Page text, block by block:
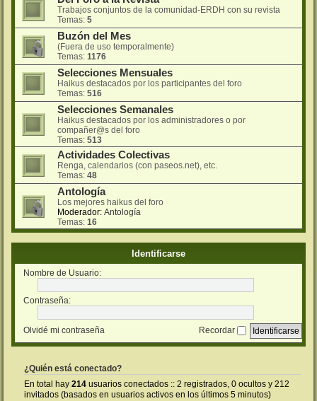
Trabajos conjuntos de la comunidad-ERDH con su revista
Temas: 5
Buzón del Mes
(Fuera de uso temporalmente)
Temas: 1176
Selecciones Mensuales
Haikus destacados por los participantes del foro
Temas: 516
Selecciones Semanales
Haikus destacados por los administradores o por
compañer@s del foro
Temas: 513
Actividades Colectivas
Renga, calendarios (con paseos.net), etc.
Temas: 48
Antología
Los mejores haikus del foro
Moderador: Antología
Temas: 16
Identificarse
Nombre de Usuario:
Contraseña:
Olvidé mi contraseña Recordar
¿Quién está conectado?
En total hay 214 usuarios conectados :: 2 registrados, 0 ocultos y 212
invitados (basados en usuarios activos en los últimos 5 minutos)